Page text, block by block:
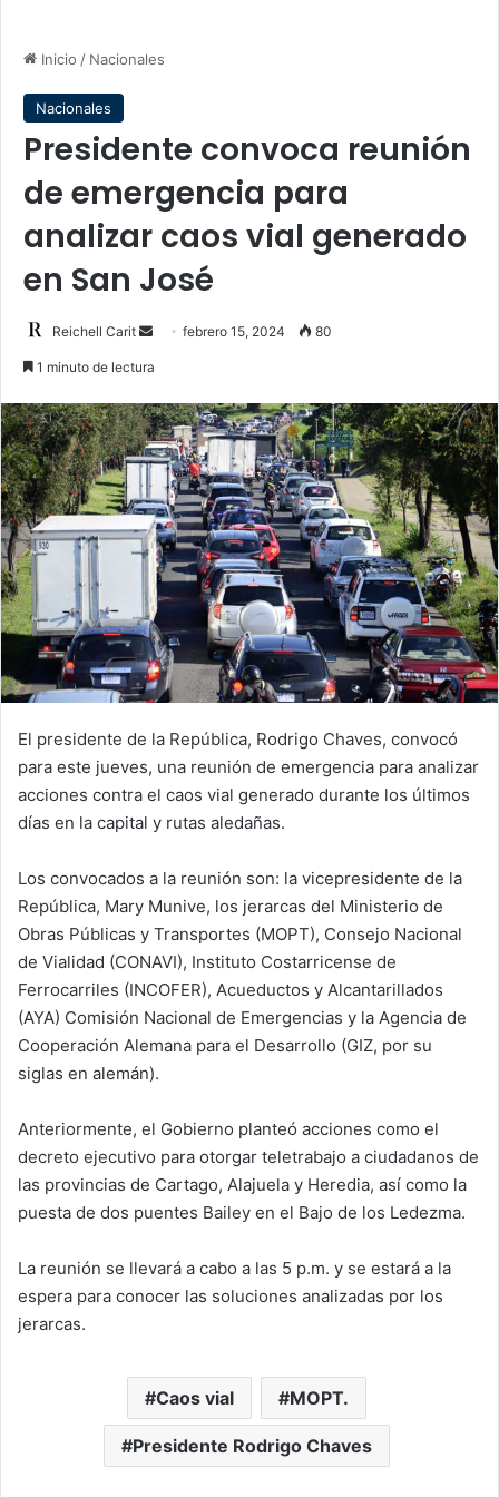
Inicio / Nacionales
Nacionales
Presidente convoca reunión
de emergencia para
analizar caos vial generado
en San José
Reichell Carit
Sendfebrero 15, 2024 80
1 minuto de lectura
El presidente de la República, Rodrigo Chaves, convocó
para este jueves, una reunión de emergencia para analizar
acciones contra el caos vial generado durante los últimos
días en la capital y rutas aledañas.
Los convocados a la reunión son: la vicepresidente de la
República, Mary Munive, los jerarcas del Ministerio de
Obras Públicas y Transportes (MOPT), Consejo Nacional
de Vialidad (CONAVI), Instituto Costarricense de
Ferrocarriles (INCOFER), Acueductos y Alcantarillados
(AYA) Comisión Nacional de Emergencias y la Agencia de
Cooperación Alemana para el Desarrollo (GIZ, por su
siglas en alemán).
Anteriormente, el Gobierno planteó acciones como el
decreto ejecutivo para otorgar teletrabajo a ciudadanos de
las provincias de Cartago, Alajuela y Heredia, así como la
puesta de dos puentes Bailey en el Bajo de los Ledezma.
La reunión se llevará a cabo a las 5 p.m. y se estará a la
espera para conocer las soluciones analizadas por los
jerarcas.
Caos vial MOPT.
Presidente Rodrigo Chaves